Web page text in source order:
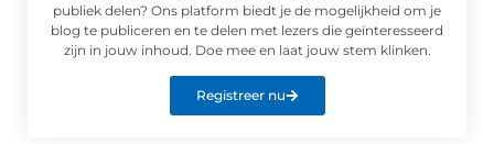
publiek delen? Ons platform biedt je de mogelijkheid om je
blog te publiceren en te delen met lezers die geïnteresseerd
zijn in jouw inhoud. Doe mee en laat jouw stem klinken.
Registreer nu